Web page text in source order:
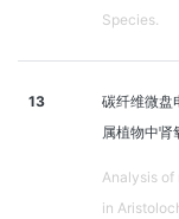
Species.
13
碳纤维微盘
属植物中肾
Analysis
in